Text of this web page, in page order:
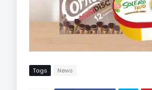
Tags News